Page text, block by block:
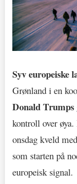
Syv europeiske
Grønland i en
Donald Trumps
kontroll over
onsdag kveld
som starten på
europeisk signal.